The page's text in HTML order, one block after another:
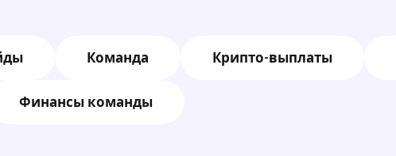
Команда Крипто-выплаты
Финансы команды